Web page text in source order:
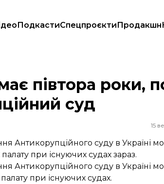
ПодкастиСпецпроєктиПродакшн
суд
півтора роки,
суд
15
Антикорупційного суду в Україні
при існуючих судах зараз.
Антикорупційного суду в Україні
при існуючих судах.